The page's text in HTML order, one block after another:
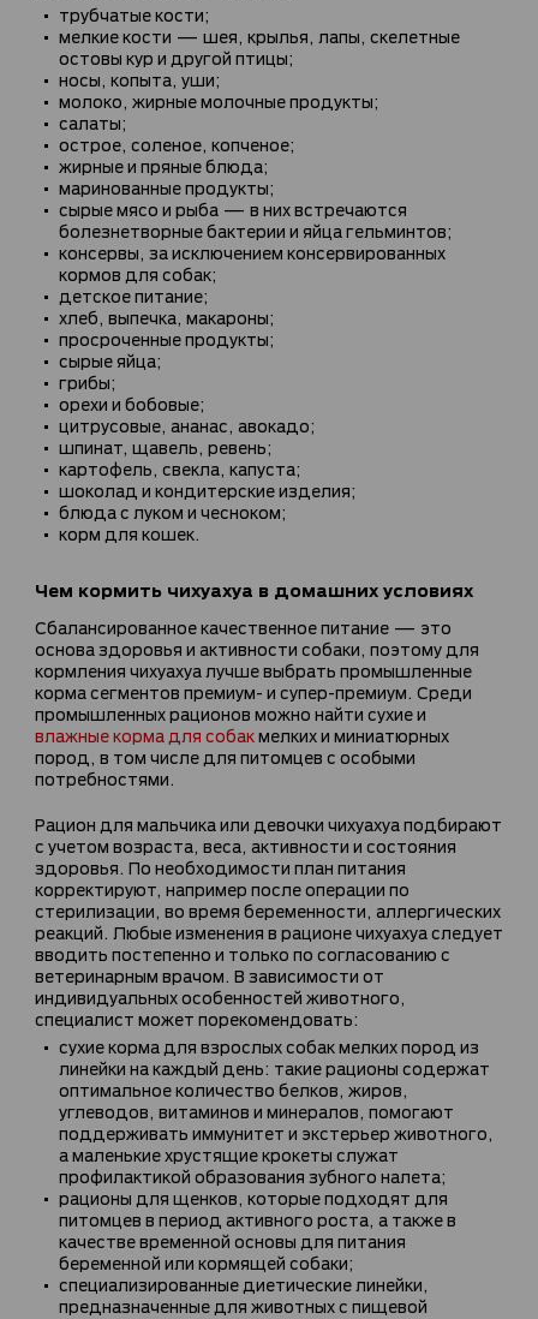
трубчатые кости;
мелкие кости — шея, крылья, лапы, скелетные
остовы кур и другой птицы;
носы, копыта, уши;
молоко, жирные молочные продукты;
салаты;
острое, соленое, копченое;
жирные и пряные блюда;
маринованные продукты;
сырые мясо и рыба — в них встречаются
болезнетворные бактерии и яйца гельминтов;
консервы, за исключением консервированных
кормов для собак;
детское питание;
хлеб, выпечка, макароны;
просроченные продукты;
сырые яйца;
грибы;
орехи и бобовые;
цитрусовые, ананас, авокадо;
шпинат, щавель, ревень;
картофель, свекла, капуста;
шоколад и кондитерские изделия;
блюда с луком и чесноком;
корм для кошек.
Чем кормить чихуахуа в домашних условиях
Сбалансированное качественное питание — это
основа здоровья и активности собаки, поэтому для
кормления чихуахуа лучше выбрать промышленные
корма сегментов премиум- и супер-премиум. Среди
промышленных рационов можно найти сухие и
влажные корма для собакмелких и миниатюрных
пород, в том числе для питомцев с особыми
потребностями.
Рацион для мальчика или девочки чихуахуа подбирают
с учетом возраста, веса, активности и состояния
здоровья. По необходимости план питания
корректируют, например после операции по
стерилизации, во время беременности, аллергических
реакций. Любые изменения в рационе чихуахуа следует
вводить постепенно и только по согласованию с
ветеринарным врачом. В зависимости от
индивидуальных особенностей животного,
специалист может порекомендовать:
сухие корма для взрослых собак мелких пород из
линейки на каждый день: такие рационы содержат
оптимальное количество белков, жиров,
углеводов, витаминов и минералов, помогают
поддерживать иммунитет и экстерьер животного,
а маленькие хрустящие крокеты служат
профилактикой образования зубного налета;
рационы для щенков, которые подходят для
питомцев в период активного роста, а также в
качестве временной основы для питания
беременной или кормящей собаки;
специализированные диетические линейки,
предназначенные для животных с пищевой